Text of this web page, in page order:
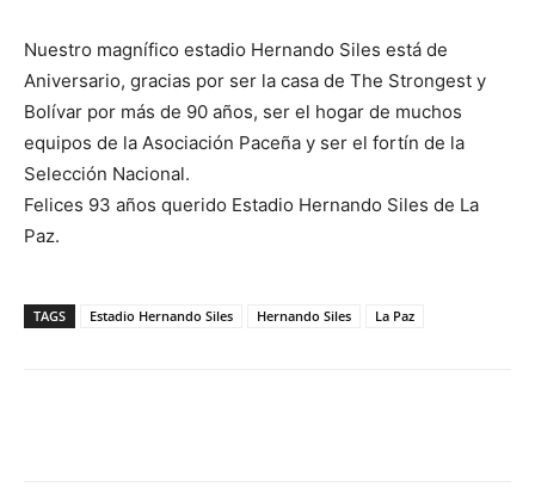
Nuestro magnífico estadio Hernando Siles está de
Aniversario, gracias por ser la casa de The Strongest y
Bolívar por más de 90 años, ser el hogar de muchos
equipos de la Asociación Paceña y ser el fortín de la
Selección Nacional.
Felices 93 años querido Estadio Hernando Siles de La
Paz.
TAGS Estadio Hernando Siles Hernando Siles La Paz